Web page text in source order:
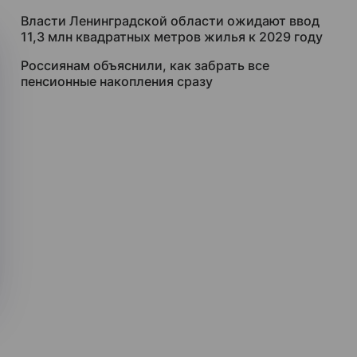
Власти Ленинградской области ожидают ввод
11,3 млн квадратных метров жилья к 2029 году
Россиянам объяснили, как забрать все
пенсионные накопления сразу